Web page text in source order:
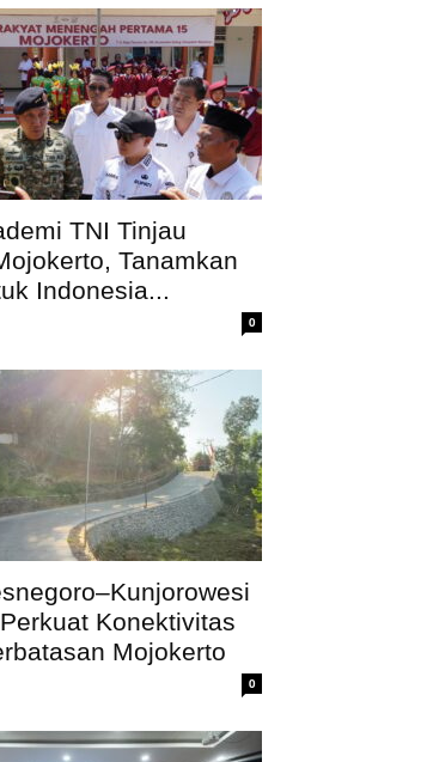
TNI Tinjau
Tanamkan
Indonesia...
0
Konektivitas
Mojokerto
0